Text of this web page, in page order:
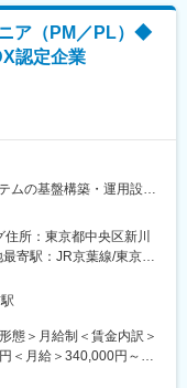
を通じて業務や成長支
との相談会を行い、気
入・改善（DX推進）
・AWS）を横断した開
標設定・評価）
Angular
Dataflow,Spring
ア（PM／PL）◆
認定企業
ムの基盤構築・運用設計
トといった上流工程を中
アーキテクチャ改革な
支える重要なポジショ
め、要件定義や運用設
信頼性・可用性向上に
所：東京都中央区新川
寄駅：JR京葉線/東京メ
喫煙対策：敷地内全面禁
態＞月給制＜賃金内訳＞
＜月給＞340,000円～